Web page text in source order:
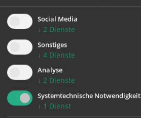
Social Media
↓ 2 Dienste
Sonstiges
↓ 4 Dienste
Analyse
↓ 2 Dienste
Systemtechnische Notwendigkeit
↓ 1 Dienst